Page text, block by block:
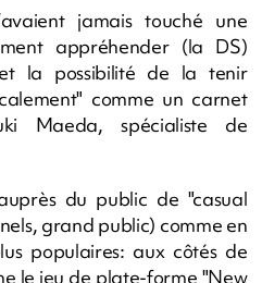
jamais touché une
appréhender (la DS)
la possibilité de la tenir
comme un carnet
Maeda, spécialiste de
du public de "casual
grand public) comme en
populaires: aux côtés de
le jeu de plate-forme "New